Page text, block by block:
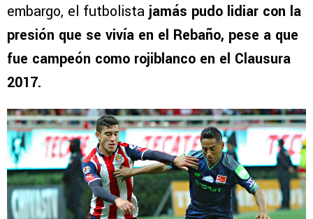
embargo, el futbolista jamás pudo lidiar con la
presión que se vivía en el Rebaño, pese a que
fue campeón como rojiblanco en el Clausura
2017.